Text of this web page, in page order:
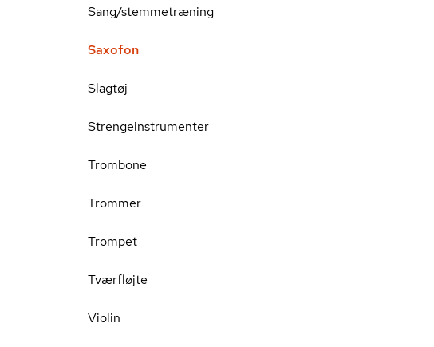
Sang/stemmetræning
Saxofon
Slagtøj
Strengeinstrumenter
Trombone
Trommer
Trompet
Tværfløjte
Violin